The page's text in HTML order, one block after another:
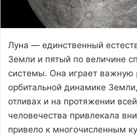
Луна — единственный
Земли и пятый по величине
системы. Она играет важную
орбитальной динамике
отливах и на протяжении
человечества привлекала
привело к многочисленным